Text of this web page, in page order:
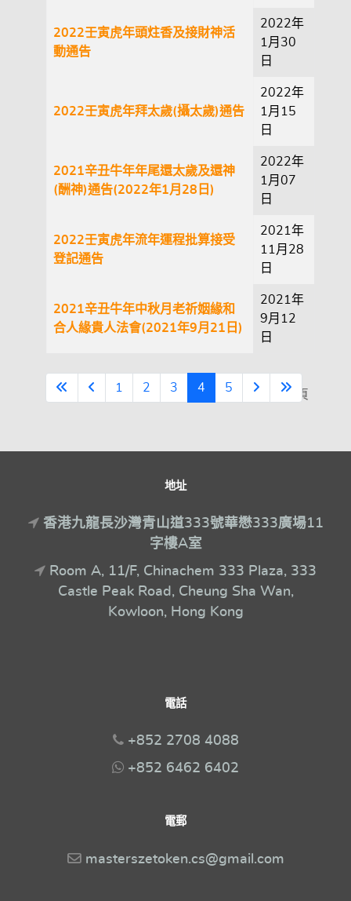
2022壬寅虎年頭炷香及接財神活
動通告
2022年
1月30
日
2022壬寅虎年拜太歲(攝太歲)通告
2022年
1月15
日
2021辛丑牛年年尾還太歲及還神
(酬神)通告(2022年1月28日)
2022年
1月07
日
2022壬寅虎年流年運程批算接受
登記通告
2021年
11月28
日
2021辛丑牛年中秋月老祈姻緣和
合人緣貴人法會(2021年9月21日)
2021年
9月12
日
第 4 頁 共 5 頁
1 2 3 4 5
地址
香港九龍長沙灣青山道333號華懋333廣場11
字樓A室
Room A, 11/F, Chinachem 333 Plaza, 333
Castle Peak Road, Cheung Sha Wan,
Kowloon, Hong Kong
電話
+852 2708 4088
+852 6462 6402
電郵
masterszetoken.cs@gmail.com